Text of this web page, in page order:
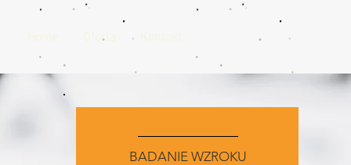
Home Oferta Kontakt
BADANIE WZROKU